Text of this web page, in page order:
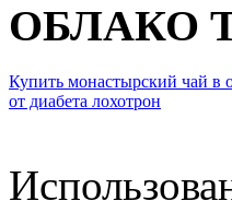
ОБЛАКО
Купить монастырский чай в
от диабета лохотрон